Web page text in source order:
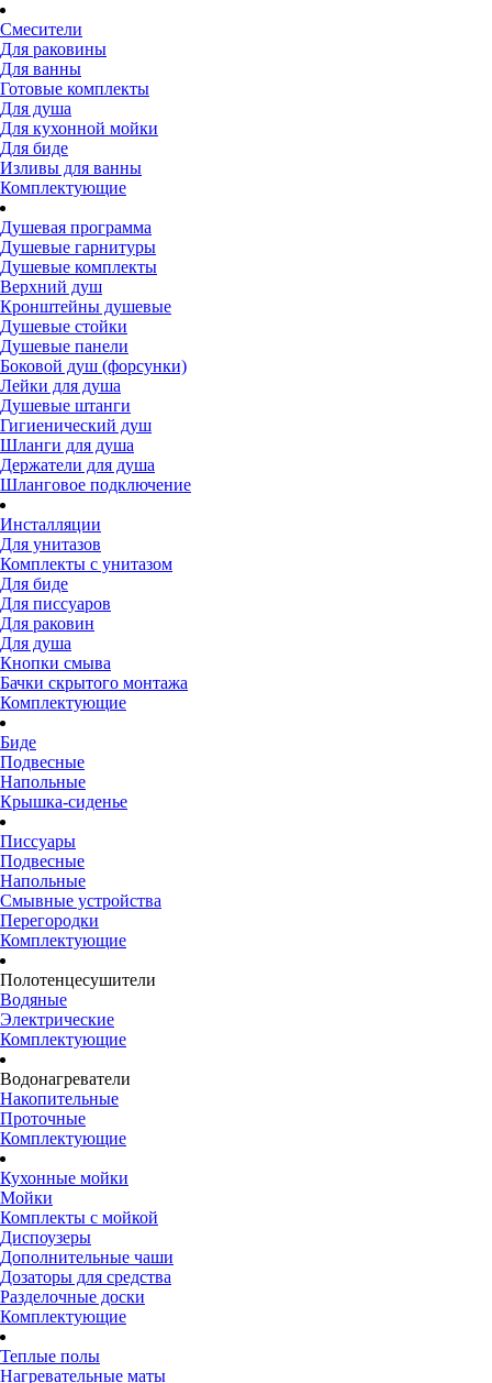
Смесители
Для раковины
Для ванны
Готовые комплекты
Для душа
Для кухонной мойки
Для биде
Изливы для ванны
Комплектующие
Душевая программа
Душевые гарнитуры
Душевые комплекты
Верхний душ
Кронштейны душевые
Душевые стойки
Душевые панели
Боковой душ (форсунки)
Лейки для душа
Душевые штанги
Гигиенический душ
Шланги для душа
Держатели для душа
Шланговое подключение
Инсталляции
Для унитазов
Комплекты с унитазом
Для биде
Для писсуаров
Для раковин
Для душа
Кнопки смыва
Бачки скрытого монтажа
Комплектующие
Биде
Подвесные
Напольные
Крышка-сиденье
Писсуары
Подвесные
Напольные
Смывные устройства
Перегородки
Комплектующие
Полотенцесушители
Водяные
Электрические
Комплектующие
Водонагреватели
Накопительные
Проточные
Комплектующие
Кухонные мойки
Мойки
Комплекты с мойкой
Диспоузеры
Дополнительные чаши
Дозаторы для средства
Разделочные доски
Комплектующие
Теплые полы
Нагревательные маты